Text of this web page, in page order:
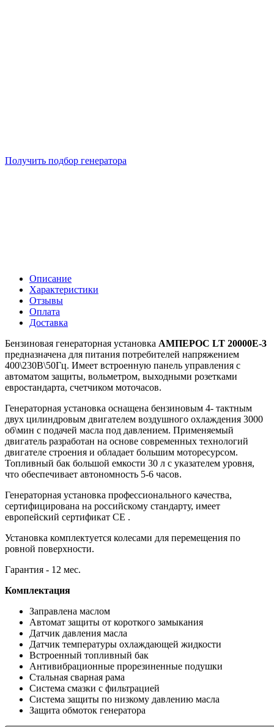
Получить подбор генератора
Описание
Характеристики
Отзывы
Оплата
Доставка
Бензиновая генераторная установка АМПЕРОС LT 20000E-3
предназначена для питания потребителей напряжением
400\230В\50Гц. Имеет встроенную панель управления с
автоматом защиты, вольметром, выходными розетками
евростандарта, счетчиком моточасов.
Генераторная установка оснащена бензиновым 4- тактным
двух цилиндровым двигателем воздушного охлаждения 3000
об\мин с подачей масла под давлением. Применяемый
двигатель разработан на основе современных технологий
двигателе строения и обладает большим моторесурсом.
Топливный бак большой емкости 30 л с указателем уровня,
что обеспечивает автономность 5-6 часов.
Генераторная установка профессионального качества,
сертифицирована на российскому стандарту, имеет
европейский сертификат CE .
Установка комплектуется колесами для перемещения по
ровной поверхности.
Гарантия - 12 мес.
Комплектация
Заправлена маслом
Автомат защиты от короткого замыкания
Датчик давления масла
Датчик температуры охлаждающей жидкости
Встроенный топливный бак
Антивибрационные прорезиненные подушки
Стальная сварная рама
Система смазки с фильтрацией
Система защиты по низкому давлению масла
Защита обмоток генератора